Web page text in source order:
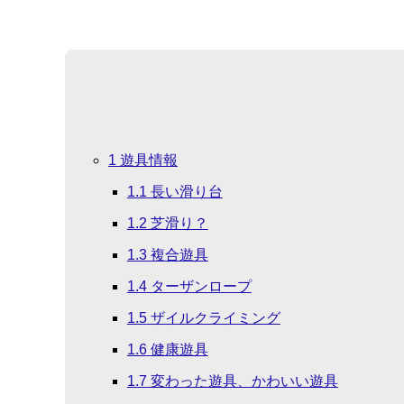
1 遊具情報
1.1 長い滑り台
1.2 芝滑り？
1.3複合遊具
1.4ターザンロープ
1.5ザイルクライミング
1.6健康遊具
1.7 変わった遊具、かわいい遊具